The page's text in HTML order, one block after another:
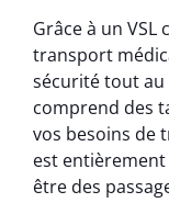
Grâce à un
transport
sécurité tout
comprend des
vos besoins de
est
être des